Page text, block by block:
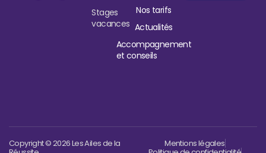
Stages
vacances
Nos tarifs
Actualités
Accompagnement
et conseils
Copyright © 2026 Les Ailes de la Mentions légales